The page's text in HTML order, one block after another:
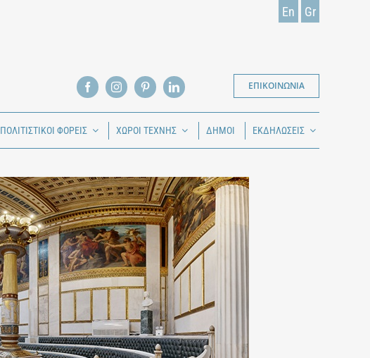
En Gr
ΕΠΙΚΟΙΝΩΝΙΑ
ΠΟΛΙΤΙΣΤΙΚΟΙ ΦΟΡΕΙΣ ΧΩΡΟΙ ΤΕΧΝΗΣ ΔΗΜΟΙ ΕΚΔΗΛΩΣΕΙΣ